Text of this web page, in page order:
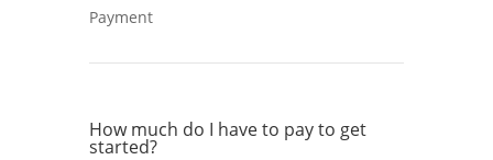
Payment
How much do I have to pay to get
started?